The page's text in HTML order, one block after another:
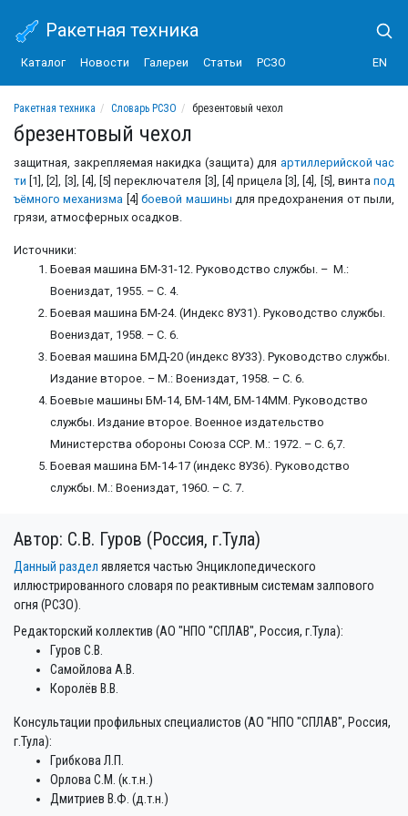
Ракетная техника
Каталог Новости Галереи Статьи РСЗО EN
Ракетная техника Словарь РСЗО брезентовый чехол
брезентовый чехол
защитная, закрепляемая накидка (защита) для артиллерийской час
ти [1], [2], [3], [4], [5] переключателя [3], [4] прицела [3], [4], [5], винта под
ъёмного механизма [4]боевой машины для предохранения от пыли,
грязи, атмосферных осадков.
Источники:
Боевая машина БМ-31-12. Руководство службы. – М.:
Воениздат, 1955. – С. 4.
Боевая машина БМ-24. (Индекс 8У31). Руководство службы.
Воениздат, 1958. – С. 6.
Боевая машина БМД-20 (индекс 8У33). Руководство службы.
Издание второе. – М.: Воениздат, 1958. – С. 6.
Боевые машины БМ-14, БМ-14М, БМ-14ММ. Руководство
службы. Издание второе. Военное издательство
Министерства обороны Союза ССР. М.: 1972. – С. 6,7.
Боевая машина БМ-14-17 (индекс 8У36). Руководство
службы. М.: Воениздат, 1960. – С. 7.
Автор: С.В. Гуров (Россия, г.Тула)
Данный раздел является частью Энциклопедического
иллюстрированного словаря по реактивным системам залпового
огня (РСЗО).
Редакторский коллектив (АО "НПО "СПЛАВ", Россия, г.Тула):
Гуров С.В.
Самойлова А.В.
Королёв В.В.
Консультации профильных специалистов (АО "НПО "СПЛАВ", Россия,
г.Тула):
Грибкова Л.П.
Орлова С.М. (к.т.н.)
Дмитриев В.Ф. (д.т.н.)